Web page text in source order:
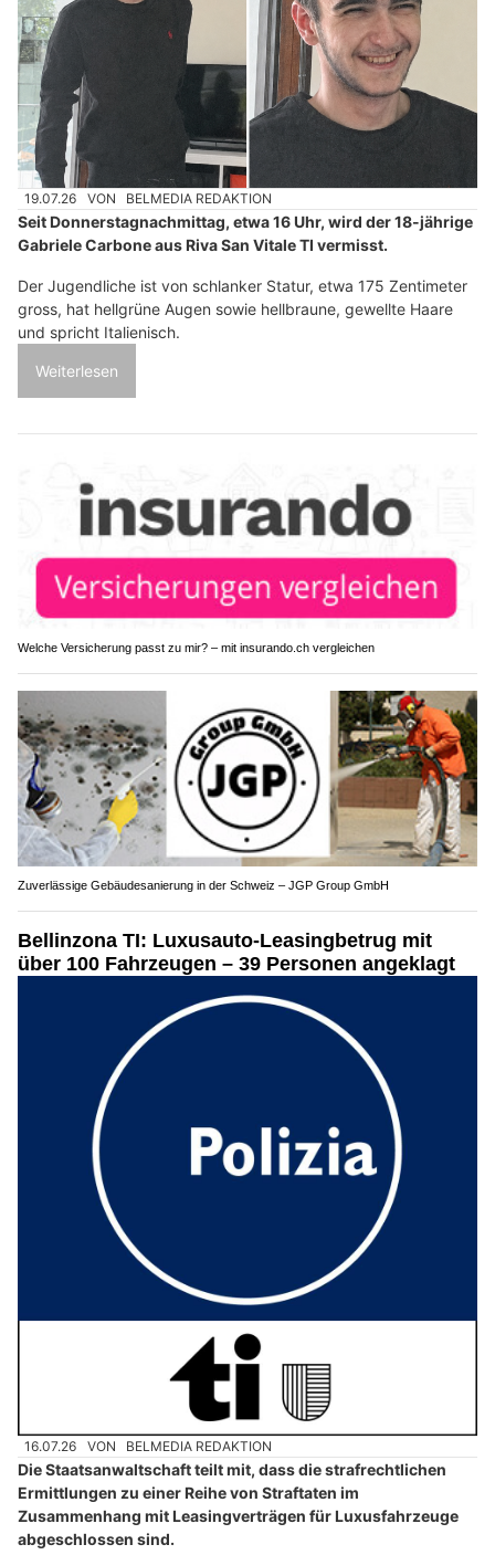
19.07.26 VON BELMEDIA REDAKTION
Seit Donnerstagnachmittag, etwa 16 Uhr, wird der 18-jährige
Gabriele Carbone aus Riva San Vitale TI vermisst.
Der Jugendliche ist von schlanker Statur, etwa 175 Zentimeter
gross, hat hellgrüne Augen sowie hellbraune, gewellte Haare
und spricht Italienisch.
Weiterlesen
Welche Versicherung passt zu mir? – mit insurando.ch vergleichen
Zuverlässige Gebäudesanierung in der Schweiz – JGP Group GmbH
Bellinzona TI: Luxusauto-Leasingbetrug mit
über 100 Fahrzeugen – 39 Personen angeklagt
16.07.26 VON BELMEDIA REDAKTION
Die Staatsanwaltschaft teilt mit, dass die strafrechtlichen
Ermittlungen zu einer Reihe von Straftaten im
Zusammenhang mit Leasingverträgen für Luxusfahrzeuge
abgeschlossen sind.